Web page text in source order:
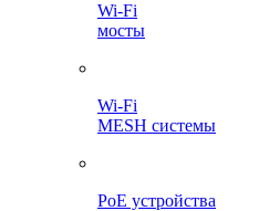
Wi-Fi
мосты
Wi-Fi
MESH системы
PoE устройства